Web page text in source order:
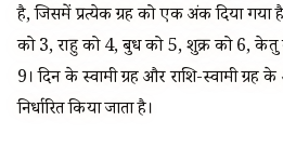
है, जिसमें प्रत्येक ग्रह को एक अंक दिया
को 3, राहु को 4, बुध को 5, शुक्र को 6,
9। दिन के स्वामी ग्रह और राशि-स्वामी
निर्धारित किया जाता है।